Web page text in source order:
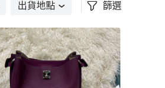
出貨地點 篩選